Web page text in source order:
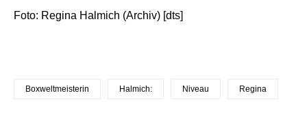
Foto: Regina Halmich (Archiv) [dts]
Boxweltmeisterin Halmich: Niveau Regina